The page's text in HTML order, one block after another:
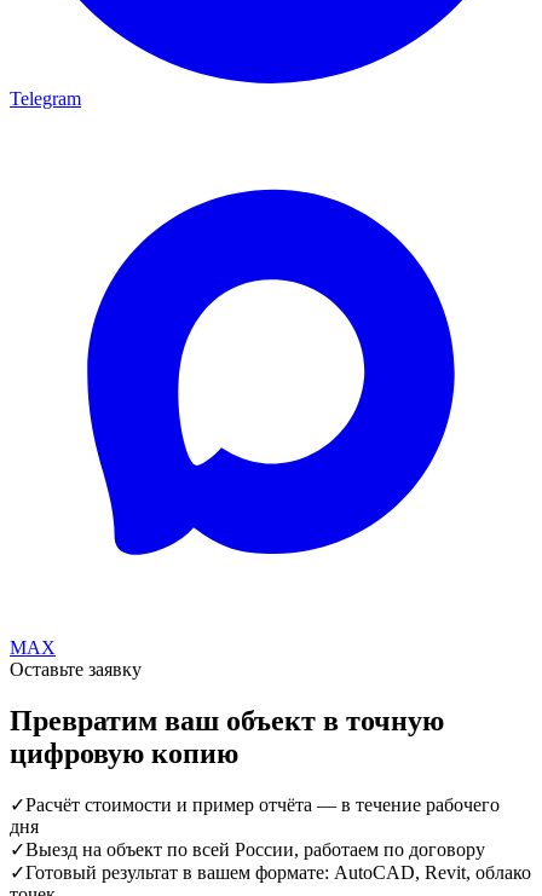
Telegram
MAX
Оставьте заявку
Превратим ваш объект в точную
цифровую копию
✓Расчёт стоимости и пример отчёта — в течение рабочего
дня
✓Выезд на объект по всей России, работаем по договору
✓Готовый результат в вашем формате: AutoCAD, Revit, облако